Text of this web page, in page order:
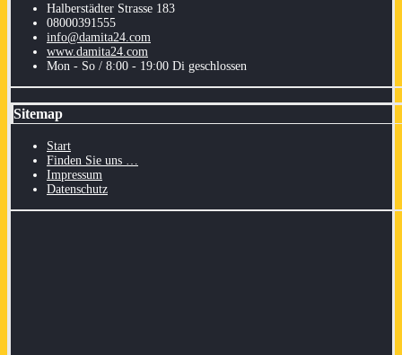
Halberstädter Strasse 183
08000391555
info@damita24.com
www.damita24.com
Mon - So / 8:00 - 19:00 Di geschlossen
Sitemap
Start
Finden Sie uns …
Impressum
Datenschutz